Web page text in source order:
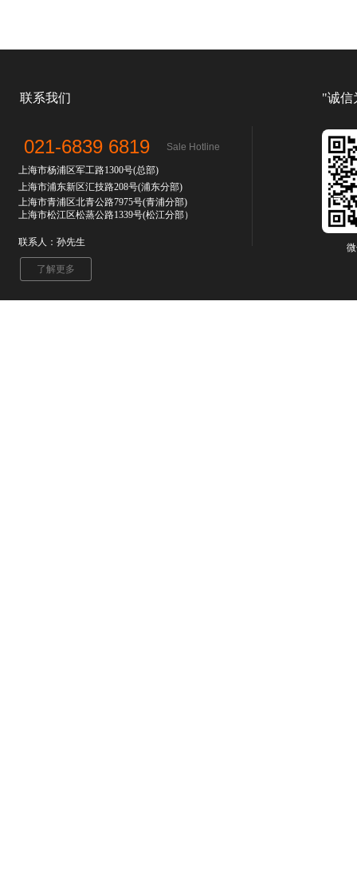
021-6839 6819
上海市杨浦区军工路1300号(总部)
上海市浦东新区汇技路208号(浦东分部)
上海市青浦区北青公路7975号(青浦分部)
上海市松江区松蒸公路1339号(松江分部）
联系人：孙先生
联系我们
Sale Hotline
了解更多
"诚信